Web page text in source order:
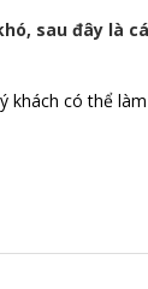
sau đây là
khách có thể